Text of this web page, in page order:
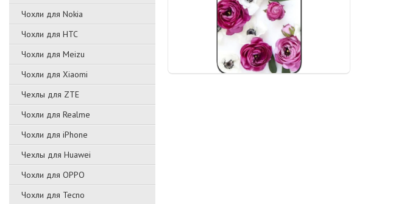
Чохли для Nokia
Чохли для HTC
Чохли для Meizu
Чохли для Xiaomi
Чехлы для ZTE
Чохли для Realme
Чохли для iPhone
Чехлы для Huawei
Чохли для OPPO
Чохли для Tecno